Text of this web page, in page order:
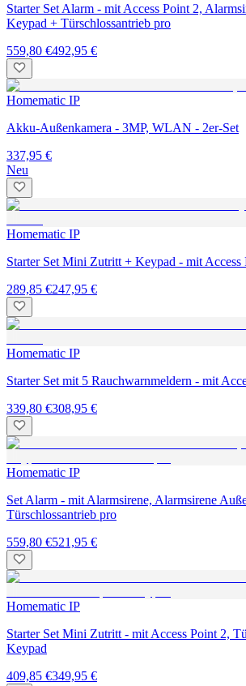
Starter Set Alarm - mit Access Point 2,
Keypad + Türschlossantrieb pro
559,80 €492,95 €
Homematic IP
Akku-Außenkamera - 3MP, WLAN - 2er-Set
337,95 €
Neu
Homematic IP
Starter Set Mini Zutritt + Keypad - mit Access
289,85 €247,95 €
Homematic IP
Starter Set mit 5 Rauchwarnmeldern - mit
339,80 €308,95 €
Homematic IP
Set Alarm - mit Alarmsirene, Alarmsirene
Türschlossantrieb pro
559,80 €521,95 €
Homematic IP
Starter Set Mini Zutritt - mit Access Point 2,
Keypad
409,85 €349,95 €